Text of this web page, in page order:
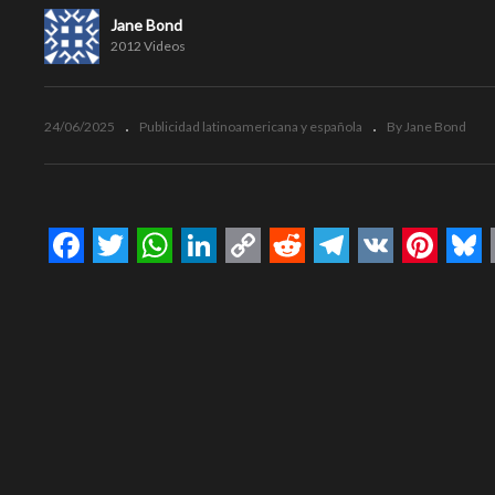
Jane Bond
2012 Videos
24/06/2025 Publicidad latinoamericana y española By Jane Bond